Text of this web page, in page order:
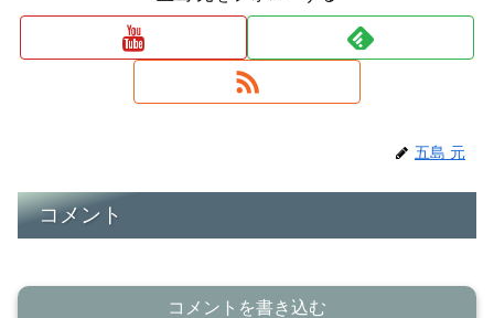
五島 元
コメント
コメントを書き込む